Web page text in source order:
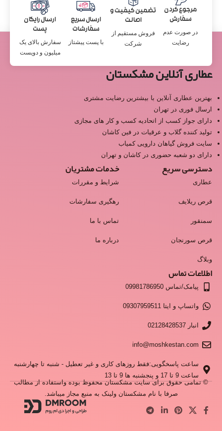
مرجوع کردن
سفارش
در صورت عدم
رضایت
تضمین کیفیت و
اصالت
فروش مستقیم از
شرکت
ارسال سریع
سفارشات
با پست پیشتاز
ارسال رایگان
پست
سفارش بالای یک
میلیون و دویست
عطاری آنلاین مشکستان
بهترین عطاری آنلاین با بیشترین رضایت مشتری
ارسال فوری در تهران
دارای جواز کسب از اتحادیه کسب و کار های مجازی
تولید کننده گلاب و عرقیات در فین کاشان
سایت فروش گیاهان دارویی کمیاب
دارای دو شعبه حضوری در کاشان و تهران
دسترسی سریع
عطاری
قرص ریلایف
سمنقور
قرص سورنجان
وبلاگ
خدمات مشتریان
شرایط و مقررات
رهگیری سفارشات
تماس با ما
درباره ما
اطلاعات تماس
پیامک/تماس 09981786950
واتساپ و ایتا 09307959511
انبار 02128428537
info@moshkestan.com
ساعت پاسخگویی:فقط روزهای کاری و غیر تعطیل - شنبه تا چهارشنبه
ساعت 9 تا 17 و پنجشنبه ها 9 تا 13
© تمامی حقوق برای سایت مشکستان محفوظ بوده واستفاده از مطالب
صرفا با نام مشکستان ولینک به منبع مجاز میباشد.